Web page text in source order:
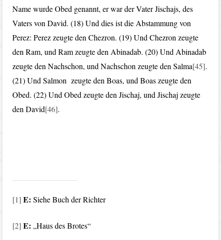
Name wurde Obed genannt, er war der Vater Jischajs, des
Vaters von David. (18) Und dies ist die Abstammung von
Perez: Perez zeugte den Chezron. (19) Und Chezron zeugte
den Ram, und Ram zeugte den Abinadab. (20) Und Abinadab
zeugte den Nachschon, und Nachschon zeugte den Salma[45].
(21) Und Salmon zeugte den Boas, und Boas zeugte den
Obed. (22) Und Obed zeugte den Jischaj, und Jischaj zeugte
den David[46].
[1] E: Siehe Buch der Richter
[2] E: „Haus des Brotes“